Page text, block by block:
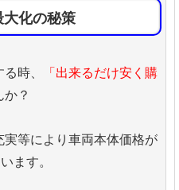
大化の秘策
時、
「出来るだけ安く購
？
等により車両本体価格が
ます。